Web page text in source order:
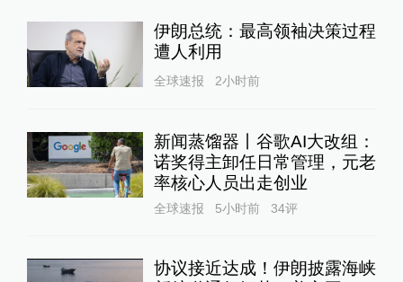
伊朗总统：最高领袖决策过程
遭人利用
全球速报 2小时前
新闻蒸馏器丨谷歌AI大改组：
诺奖得主卸任日常管理，元老
率核心人员出走创业
全球速报 5小时前 34评
协议接近达成！伊朗披露海峡